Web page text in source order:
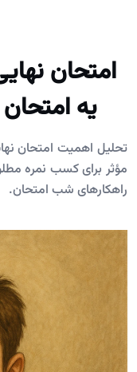
امتحان
یه
تحلیل اهمیت امتحان
مؤثر برای کسب نمره
راهکارهای شب امتحان.